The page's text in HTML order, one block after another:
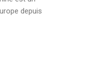
depuis